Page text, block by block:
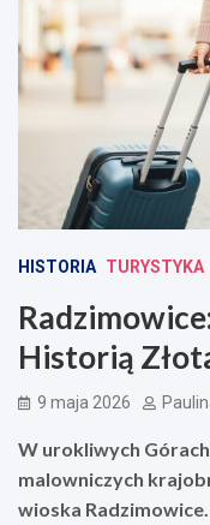
HISTORIA TURYSTYKA
Historią
9 maja 2026
W urokliwych
malowniczych
wioska